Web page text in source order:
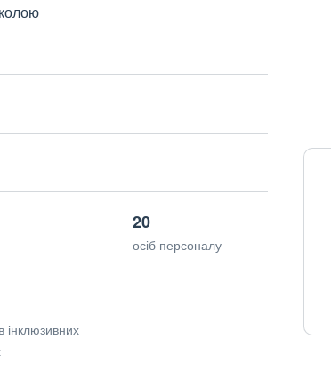
20
осіб персоналу
інклюзивних